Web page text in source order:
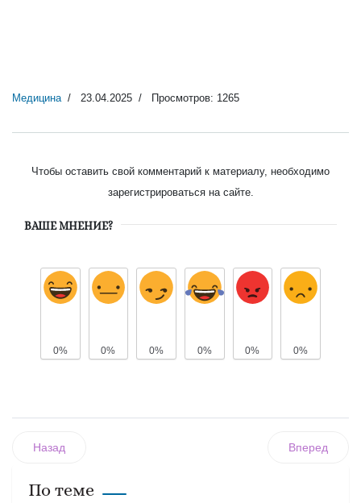
Медицина 23.04.2025 Просмотров: 1265
Чтобы оставить свой комментарий к материалу, необходимо
зарегистрироваться на сайте.
ВАШЕ МНЕНИЕ?
0% 0% 0% 0% 0% 0%
Назад Вперед
По теме